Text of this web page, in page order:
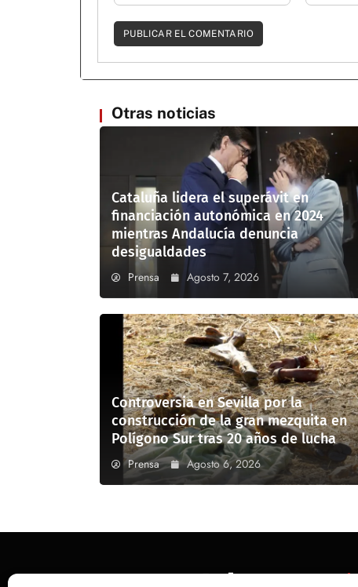
Otras noticias
Cataluña lidera el superávit en
financiación autonómica en 2024
mientras Andalucía denuncia
desigualdades
Prensa Agosto 7, 2026
Controversia en Sevilla por la
construcción de la gran mezquita en
Polígono Sur tras 20 años de lucha
Prensa Agosto 6, 2026